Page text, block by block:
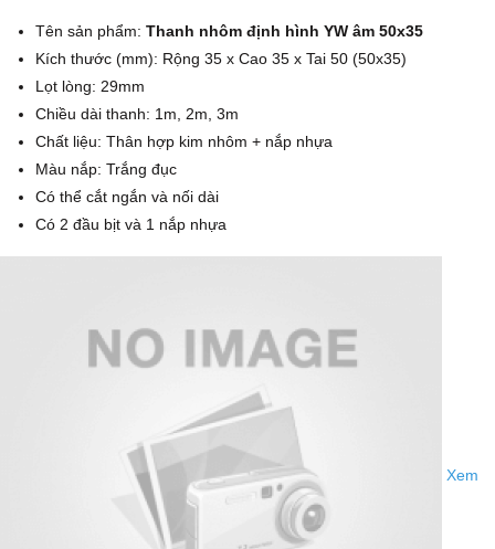
Tên sản phẩm: Thanh nhôm định hình YW âm 50x35
Kích thước (mm): Rộng 35 x Cao 35 x Tai 50 (50x35)
Lọt lòng: 29mm
Chiều dài thanh: 1m, 2m, 3m
Chất liệu: Thân hợp kim nhôm + nắp nhựa
Màu nắp: Trắng đục
Có thể cắt ngắn và nối dài
Có 2 đầu bịt và 1 nắp nhựa
Xem